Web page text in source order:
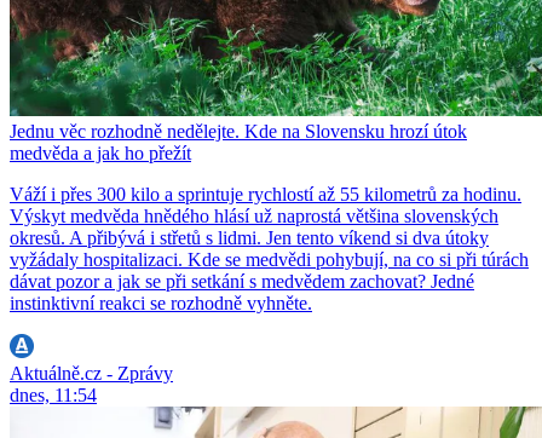
Jednu věc rozhodně nedělejte. Kde na Slovensku hrozí útok
medvěda a jak ho přežít
Váží i přes 300 kilo a sprintuje rychlostí až 55 kilometrů za hodinu.
Výskyt medvěda hnědého hlásí už naprostá většina slovenských
okresů. A přibývá i střetů s lidmi. Jen tento víkend si dva útoky
vyžádaly hospitalizaci. Kde se medvědi pohybují, na co si při túrách
dávat pozor a jak se při setkání s medvědem zachovat? Jedné
instinktivní reakci se rozhodně vyhněte.
Aktuálně.cz - Zprávy
dnes, 11:54